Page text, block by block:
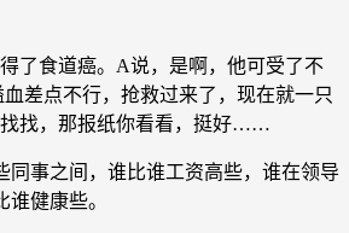
了食道癌。A说，是啊，他可受了不
差点不行，抢救过来了，现在就一只
找找，那报纸你看看，挺好……
事之间，谁比谁工资高些，谁在领导
健康些。